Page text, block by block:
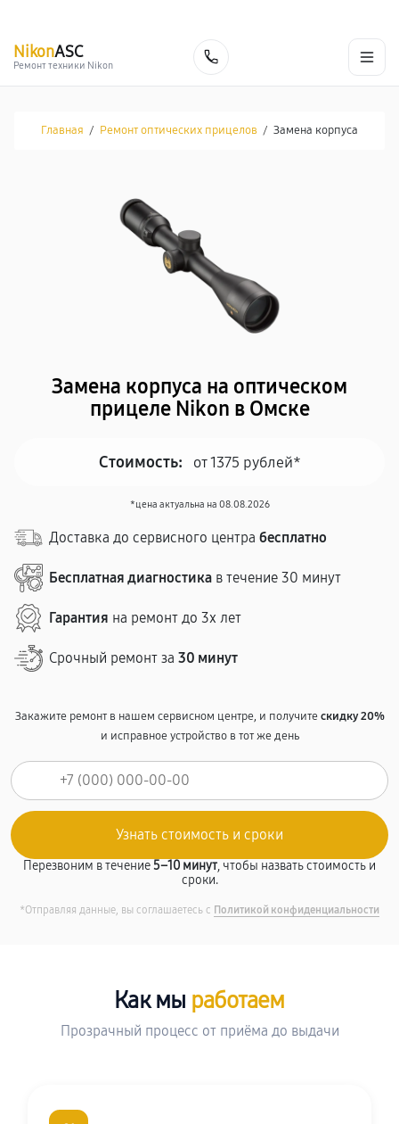
NikonASC
Ремонт техники Nikon
Главная / Ремонт оптических прицелов / Замена корпуса
Замена корпуса на оптическом
прицеле Nikon в Омске
Стоимость: от 1375 рублей*
*цена актуальна на 08.08.2026
Доставка до сервисного центра бесплатно
Бесплатная диагностика в течение 30 минут
Гарантия на ремонт до 3х лет
Срочный ремонт за 30 минут
Закажите ремонт в нашем сервисном центре, и получитескидку 20%
и исправное устройство в тот же день
Перезвоним в течение5–10 минут, чтобы назвать стоимость и
сроки.
*Отправляя данные, вы соглашаетесь с Политикой конфиденциальности
Как мы работаем
Прозрачный процесс от приёма до выдачи